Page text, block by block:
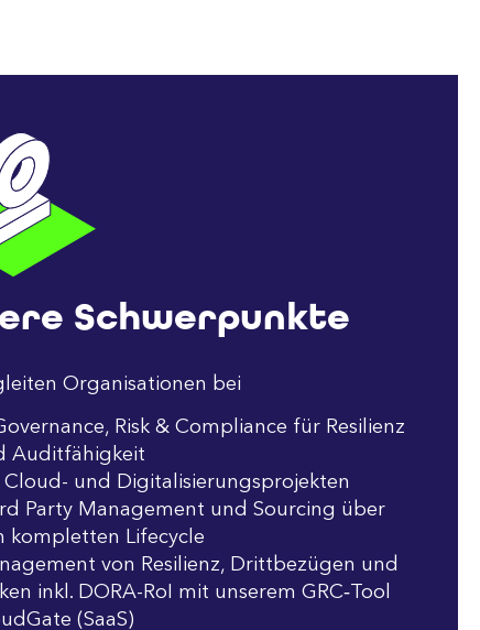
Schwerpunkte
Organisationen bei
Risk & Compliance für Resilienz
Auditfähigkeit
Cloud- und Digitalisierungsprojekten
Party Management und Sourcing über
kompletten Lifecycle
von Resilienz, Drittbezügen und
inkl. DORA-RoI mit unserem GRC‑Tool
(SaaS)